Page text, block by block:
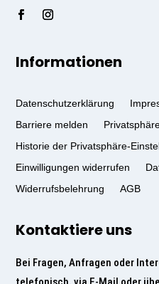
Informationen
Datenschutzerklärung
Barriere melden
Historie der Privatsphäre-
Einwilligungen widerrufen
Widerrufsbelehrung
AGB
Kontaktiere uns
Bei Fragen, Anfragen oder